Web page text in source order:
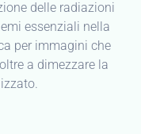
delle radiazioni
essenziali nella
per immagini che
a dimezzare la